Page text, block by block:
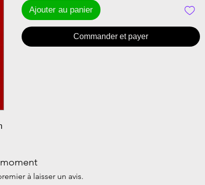
Ajouter au panier
Commander et payer
à laisser un avis.